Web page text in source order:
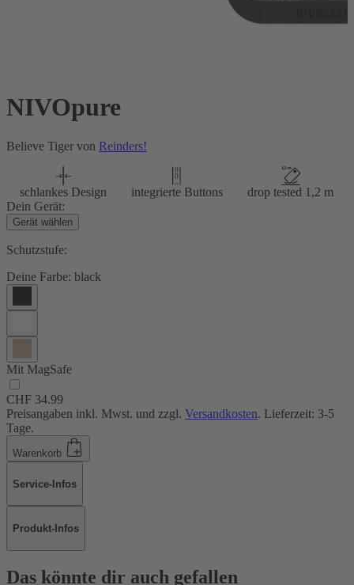
NIVOpure
Believe Tiger von Reinders!
schlankes Design integrierte Buttons
drop tested 1,2 m
Dein Gerät:
Gerät wählen
Schutzstufe:
Deine Farbe: black
Mit MagSafe
CHF 34.99
Preisangaben inkl. Mwst. und zzgl. Versandkosten. Lieferzeit: 3-5
Tage.
Warenkorb
Service-Infos
Produkt-Infos
Das könnte dir auch gefallen